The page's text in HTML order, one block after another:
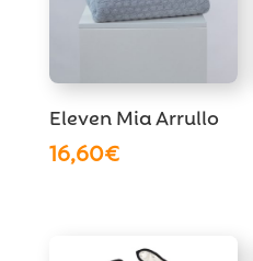
Eleven Mia Arrullo
16,60€